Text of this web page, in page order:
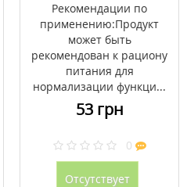
Рекомендации по
применению:Продукт
может быть
рекомендован к рациону
питания для
нормализации функци...
53 грн
0
Отсутствует